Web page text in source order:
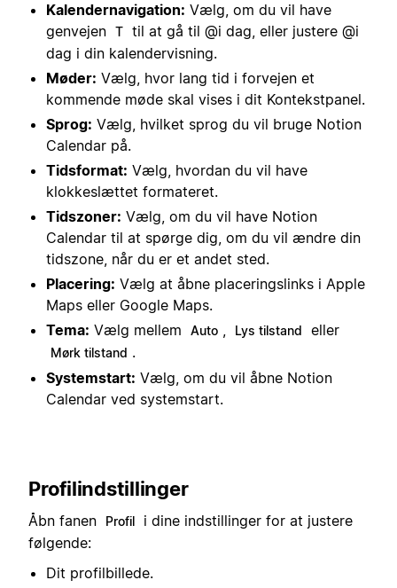
Kalendernavigation: Vælg, om du vil have
genvejen T til at gå til @i dag, eller justere @i
dag i din kalendervisning.
Møder: Vælg, hvor lang tid i forvejen et
kommende møde skal vises i dit Kontekstpanel.
Sprog: Vælg, hvilket sprog du vil bruge Notion
Calendar på.
Tidsformat: Vælg, hvordan du vil have
klokkeslættet formateret.
Tidszoner: Vælg, om du vil have Notion
Calendar til at spørge dig, om du vil ændre din
tidszone, når du er et andet sted.
Placering: Vælg at åbne placeringslinks i Apple
Maps eller Google Maps.
Tema: Vælg mellem Auto , Lys tilstand eller
Mørk tilstand .
Systemstart: Vælg, om du vil åbne Notion
Calendar ved systemstart.
Profilindstillinger
Åbn fanen Profil
i dine indstillinger for at justere
følgende:
Dit profilbillede.